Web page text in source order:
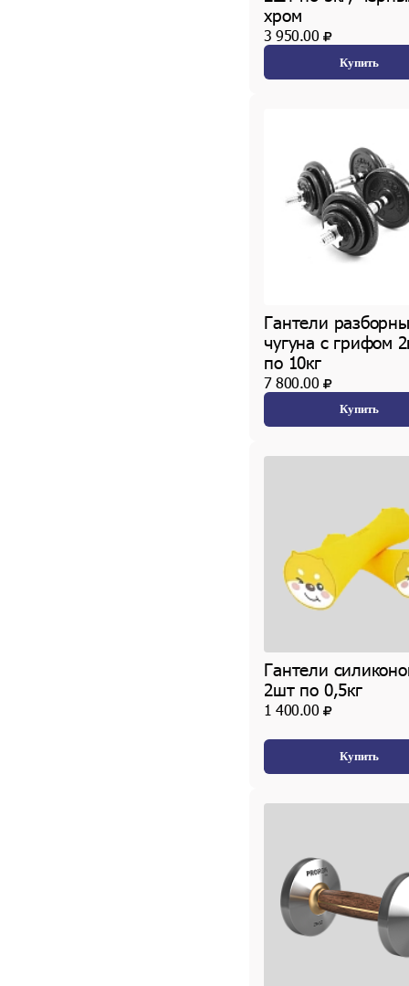
хром
3 950.00
Купить
Гантели
чугуна с грифом
по 10кг
7 800.00
Купить
Гантели
2шт по 0,5кг
1 400.00
Купить